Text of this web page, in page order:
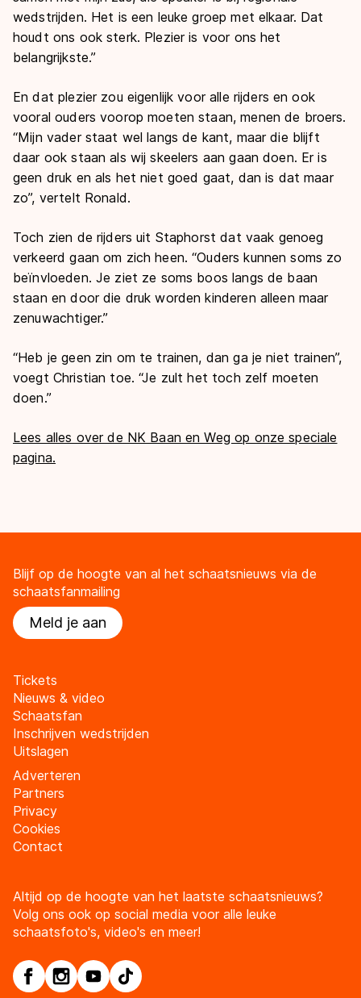
wedstrijden. Het is een leuke groep met elkaar. Dat
houdt ons ook sterk. Plezier is voor ons het
belangrijkste.”
En dat plezier zou eigenlijk voor alle rijders en ook
vooral ouders voorop moeten staan, menen de broers.
“Mijn vader staat wel langs de kant, maar die blijft
daar ook staan als wij skeelers aan gaan doen. Er is
geen druk en als het niet goed gaat, dan is dat maar
zo”, vertelt Ronald.
Toch zien de rijders uit Staphorst dat vaak genoeg
verkeerd gaan om zich heen. “Ouders kunnen soms zo
beïnvloeden. Je ziet ze soms boos langs de baan
staan en door die druk worden kinderen alleen maar
zenuwachtiger.”
“Heb je geen zin om te trainen, dan ga je niet trainen”,
voegt Christian toe. “Je zult het toch zelf moeten
doen.”
Lees alles over de NK Baan en Weg op onze speciale
pagina.
Blijf op de hoogte van al het schaatsnieuws via de
schaatsfanmailing
Meld je aan
Tickets
Nieuws & video
Schaatsfan
Inschrijven wedstrijden
Uitslagen
Adverteren
Partners
Privacy
Cookies
Contact
Altijd op de hoogte van het laatste schaatsnieuws?
Volg ons ook op social media voor alle leuke
schaatsfoto's, video's en meer!